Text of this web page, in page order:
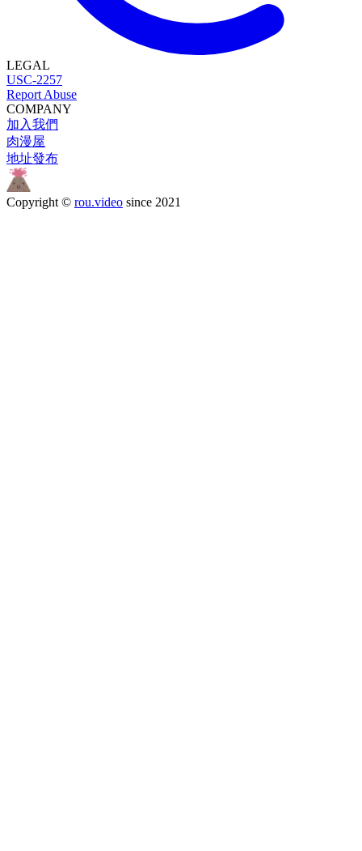
LEGAL
USC-2257
Report Abuse
COMPANY
加入我們
肉漫屋
地址發布
Copyright © rou.video since 2021